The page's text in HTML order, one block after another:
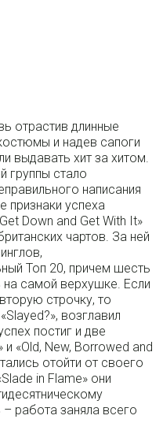
отрастив длинные
и надев сапоги
выдавать хит за хитом.
группы стало
написания
признаки успеха
Down and Get With It»
чартов. За ней
Топ 20, причем шесть
на самой верхушке. Если
строчку, то
возглавил
постиг и две
«Old, New, Borrowed and
отойти от своего
in Flame» они
– работа заняла всего